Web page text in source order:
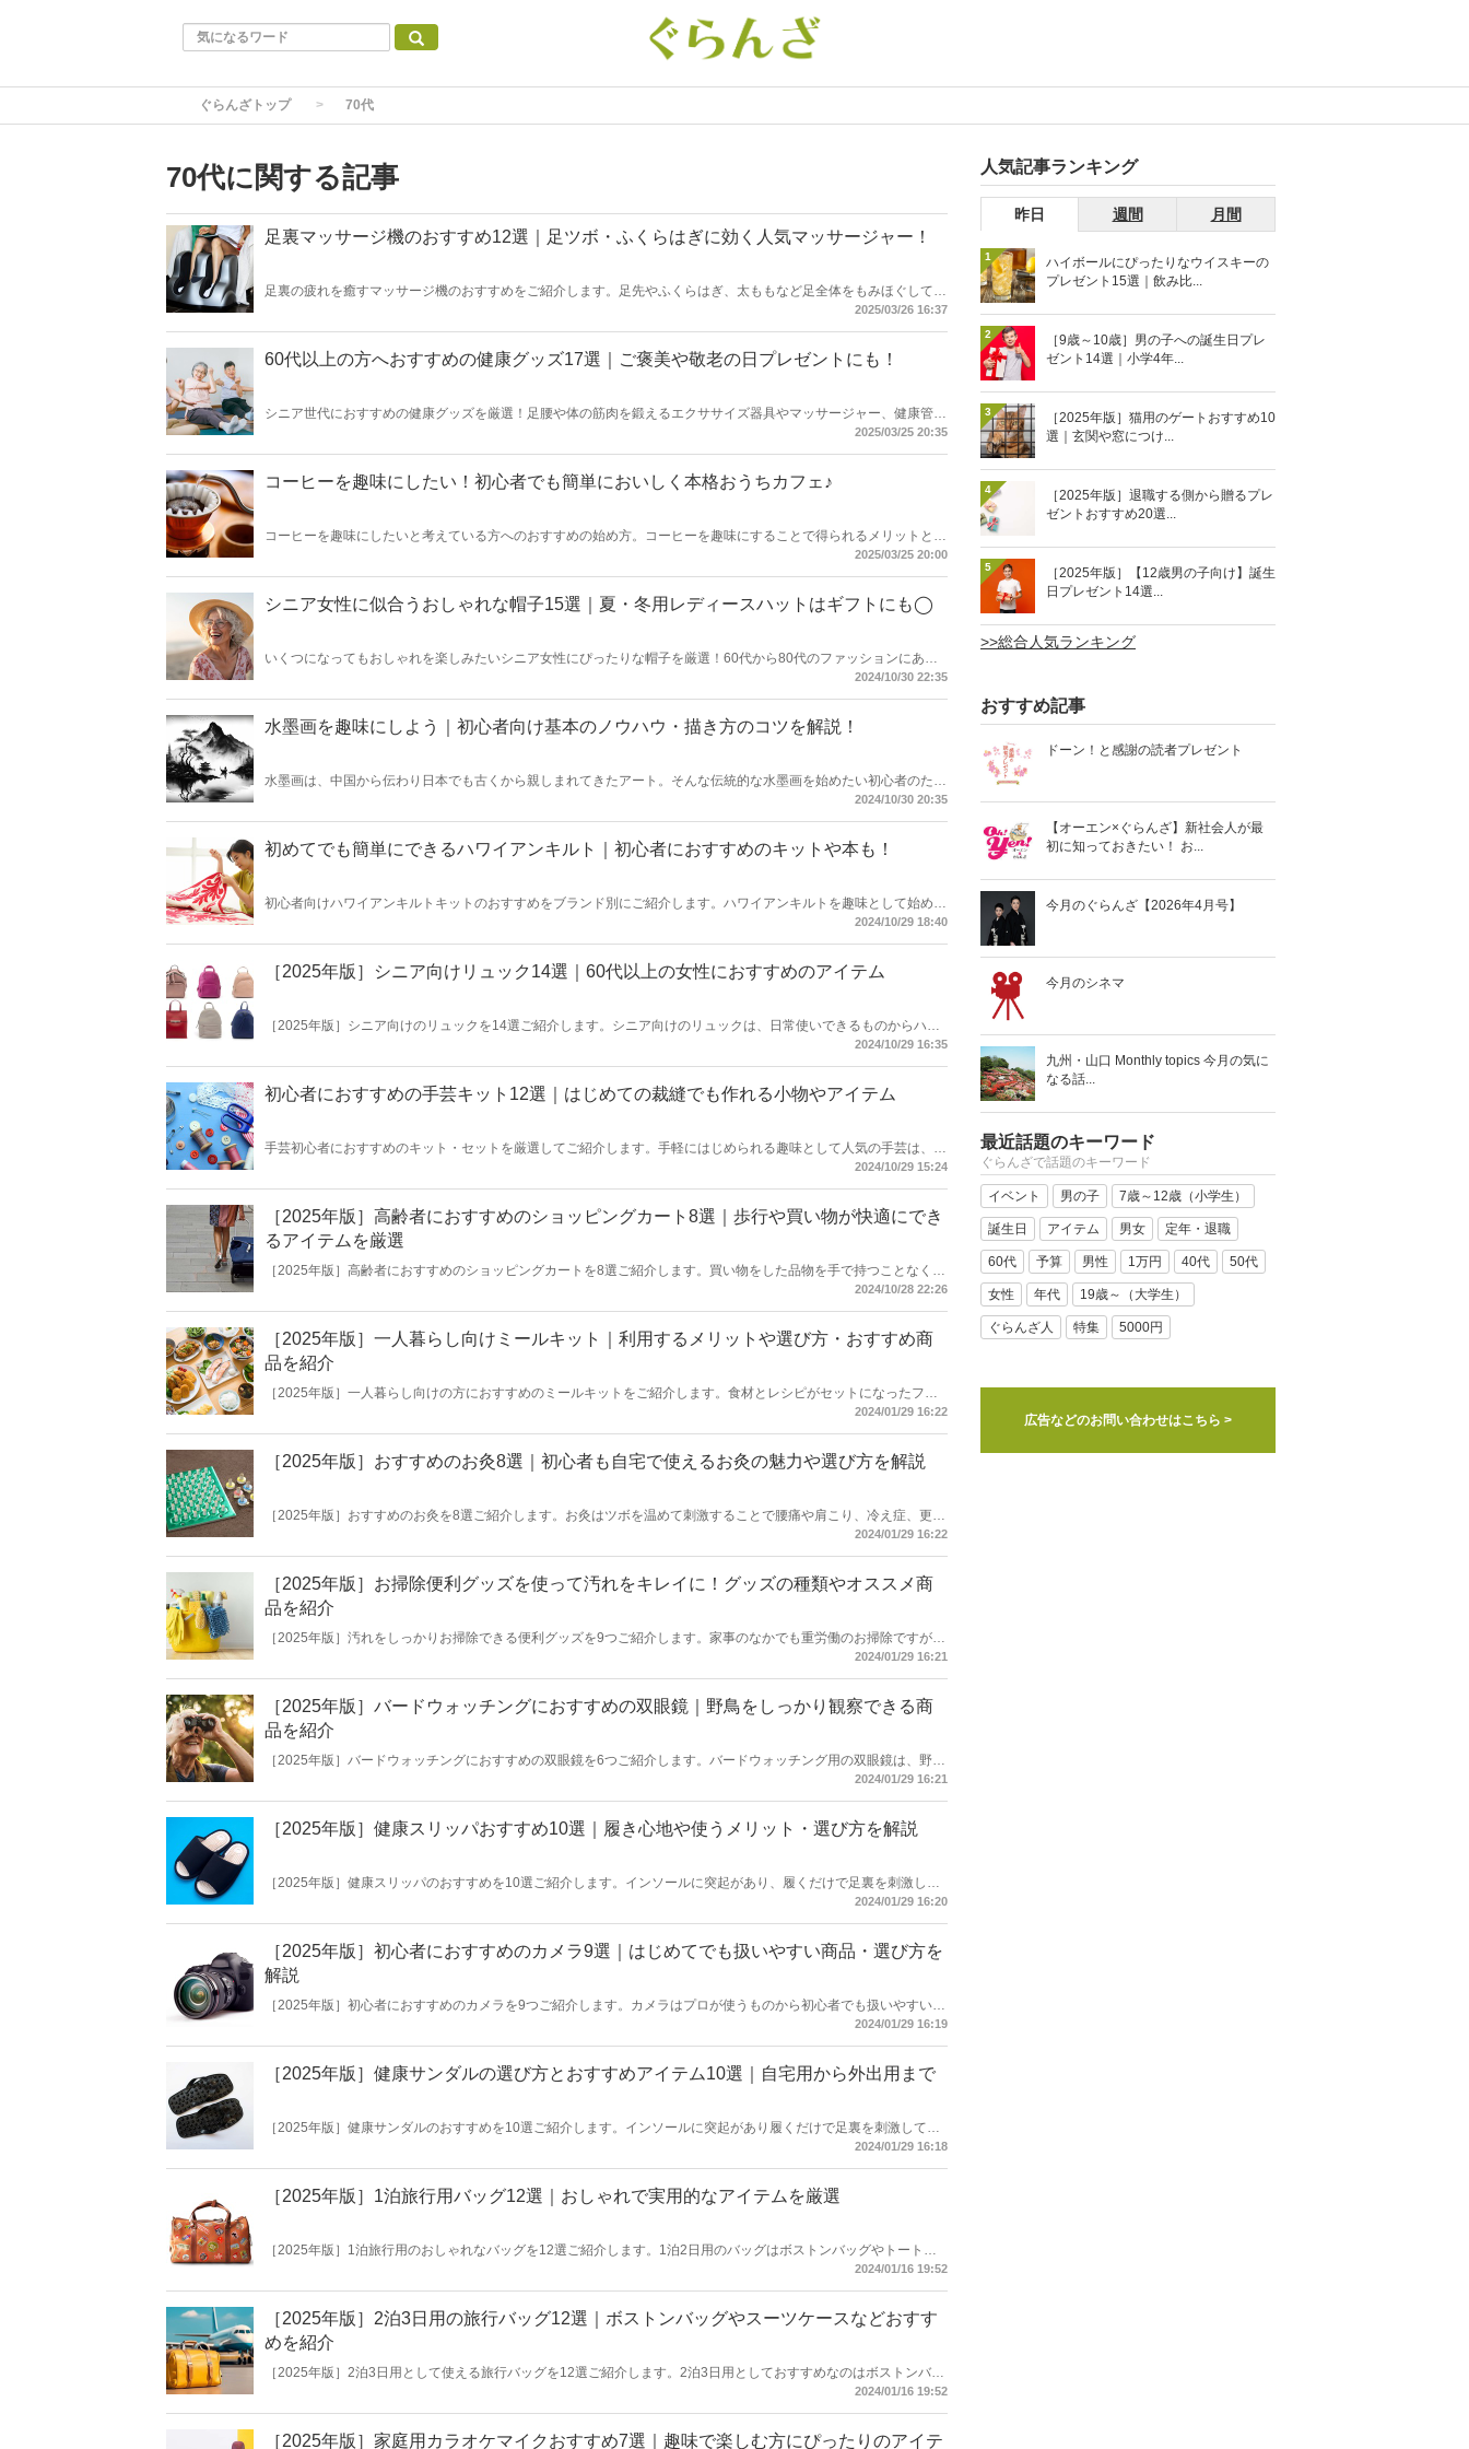
ぐらんざトップ 70代
70代に関する記事
足裏マッサージ機のおすすめ12選｜足ツボ・ふくらはぎに効く人気マッサージャー！
足裏の疲れを癒すマッサージ機のおすすめをご紹介します。足先やふくらはぎ、太ももなど足全体をもみほぐしてく
れるフットマッサージャーは、血流の促進にも効果的。足用マッサージ機の特徴と選び方の解説とともに、大手メー
2025/03/26 16:37
60代以上の方へおすすめの健康グッズ17選｜ご褒美や敬老の日プレゼントにも！
シニア世代におすすめの健康グッズを厳選！足腰や体の筋肉を鍛えるエクササイズ器具やマッサージャー、健康管理
グッズやリラックスアイテムまで幅広く集めました。ご自身の体の悩みに合わせて、「人生100年時代」を健やかに
2025/03/25 20:35
コーヒーを趣味にしたい！初心者でも簡単においしく本格おうちカフェ♪
コーヒーを趣味にしたいと考えている方へのおすすめの始め方。コーヒーを趣味にすることで得られるメリットとと
もに、初心者でも簡単にできるおいしいコーヒーの淹れ方などを解説。必要な道具やコーヒー関連の書籍などもご紹
2025/03/25 20:00
シニア女性に似合うおしゃれな帽子15選｜夏・冬用レディースハットはギフトにも◯
いくつになってもおしゃれを楽しみたいシニア女性にぴったりな帽子を厳選！60代から80代のファッションにあう
エレガントな帽子をご紹介します。デザインだけでなく、防寒や熱中症対策もできる実用的なアイテムを集めまし
2024/10/30 22:35
水墨画を趣味にしよう｜初心者向け基本のノウハウ・描き方のコツを解説！
水墨画は、中国から伝わり日本でも古くから親しまれてきたアート。そんな伝統的な水墨画を始めたい初心者のため
に、基本の描き方や道具、練習のコツを解説します。シンプルな道具のみで描くからこそ奥が深い水墨画は、大人の
2024/10/30 20:35
初めてでも簡単にできるハワイアンキルト｜初心者におすすめのキットや本も！
初心者向けハワイアンキルトキットのおすすめをブランド別にご紹介します。ハワイアンキルトを趣味として始めた
い方に必要な情報やキットの選び方のポイントの解説とともに、持っていると便利な初心者向けハワイアンキルト本
2024/10/29 18:40
［2025年版］シニア向けリュック14選｜60代以上の女性におすすめのアイテム
［2025年版］シニア向けのリュックを14選ご紹介します。シニア向けのリュックは、日常使いできるものからハイ
キングや山歩きなどに使えるものまでさまざま。軽さやデザイン、使い勝手の良さ、容量、用途などを比較して選ぶ
2024/10/29 16:35
初心者におすすめの手芸キット12選｜はじめての裁縫でも作れる小物やアイテム
手芸初心者におすすめのキット・セットを厳選してご紹介します。手軽にはじめられる趣味として人気の手芸は、編
み物・刺繍・フェルトやビーズなど種類もさまざま。自分好みの一品を作れる喜びはもちろん、実際に使える楽しみ
2024/10/29 15:24
［2025年版］高齢者におすすめのショッピングカート8選｜歩行や買い物が快適にでき
るアイテムを厳選
［2025年版］高齢者におすすめのショッピングカートを8選ご紹介します。買い物をした品物を手で持つことなくシ
ョッピングカートに入れることでラクに持ち運べる点がメリット。ちょっとした歩行のサポートにもなってくれま
2024/10/28 22:26
［2025年版］一人暮らし向けミールキット｜利用するメリットや選び方・おすすめ商
品を紹介
［2025年版］一人暮らし向けの方におすすめのミールキットをご紹介します。食材とレシピがセットになったフラ
イパン1つで作れる商品や温めるだけで簡単においしい料理が食べられるミールキットは一人暮らしの方の強い味
2024/01/29 16:22
［2025年版］おすすめのお灸8選｜初心者も自宅で使えるお灸の魅力や選び方を解説
［2025年版］おすすめのお灸を8選ご紹介します。お灸はツボを温めて刺激することで腰痛や肩こり、冷え症、更年
期障害といった症状の緩和が期待できる品。本記事では、台座灸や火を使わないお灸など、さまざまあるなかから自
2024/01/29 16:22
［2025年版］お掃除便利グッズを使って汚れをキレイに！グッズの種類やオススメ商
品を紹介
［2025年版］汚れをしっかりお掃除できる便利グッズを9つご紹介します。家事のなかでも重労働のお掃除ですが、
便利グッズを使うことで、手間なくキレイすることが可能。今までよりもキレイにできて時短にもなるので、効率的
2024/01/29 16:21
［2025年版］バードウォッチングにおすすめの双眼鏡｜野鳥をしっかり観察できる商
品を紹介
［2025年版］バードウォッチングにおすすめの双眼鏡を6つご紹介します。バードウォッチング用の双眼鏡は、野鳥
をしっかりと観察したい方におすすめ。警戒心の強い野鳥も遠くからなら確認でき、楽しむことが可能です。バード
2024/01/29 16:21
［2025年版］健康スリッパおすすめ10選｜履き心地や使うメリット・選び方を解説
［2025年版］健康スリッパのおすすめを10選ご紹介します。インソールに突起があり、履くだけで足裏を刺激して
くれる健康スリッパ。血行促進や疲労回復などの効果が期待できます。本記事では、健康スリッパを使うメリットや
2024/01/29 16:20
［2025年版］初心者におすすめのカメラ9選｜はじめてでも扱いやすい商品・選び方を
解説
［2025年版］初心者におすすめのカメラを9つご紹介します。カメラはプロが使うものから初心者でも扱いやすいエ
ントリーモデルまでさまざま。趣味としてカメラを楽しみたい方向けに「一眼レフ」「ミラーレス一眼」「コンパク
2024/01/29 16:19
［2025年版］健康サンダルの選び方とおすすめアイテム10選｜自宅用から外出用まで
［2025年版］健康サンダルのおすすめを10選ご紹介します。インソールに突起があり履くだけで足裏を刺激してく
れるアイテムや歩行をサポートしてくれる品が選べる健康サンダル。本記事では、健康サンダルを使うメリットや選
2024/01/29 16:18
［2025年版］1泊旅行用バッグ12選｜おしゃれで実用的なアイテムを厳選
［2025年版］1泊旅行用のおしゃれなバッグを12選ご紹介します。1泊2日用のバッグはボストンバッグやトートバ
ッグ、バックパックなどコンパクトなアイテムで対応可能。本記事では、旅行以外にも使える実用的でおしゃれな品
2024/01/16 19:52
［2025年版］2泊3日用の旅行バッグ12選｜ボストンバッグやスーツケースなどおすす
めを紹介
［2025年版］2泊3日用として使える旅行バッグを12選ご紹介します。2泊3日用としておすすめなのはボストンバッ
グやトートバッグ、バックパック、スーツケース（キャリーバッグ）など。本記事では、旅行のほかに出張や日常使
2024/01/16 19:52
［2025年版］家庭用カラオケマイクおすすめ7選｜趣味で楽しむ方にぴったりのアイテ
人気記事ランキング
昨日 週間 月間
1
ハイボールにぴったりなウイスキーの
プレゼント15選｜飲み比...
2
［9歳～10歳］男の子への誕生日プレ
ゼント14選｜小学4年...
3
［2025年版］猫用のゲートおすすめ10
選｜玄関や窓につけ...
4
［2025年版］退職する側から贈るプレ
ゼントおすすめ20選...
5
［2025年版］【12歳男の子向け】誕生
日プレゼント14選...
>>総合人気ランキング
おすすめ記事
ドーン！と感謝の読者プレゼント
【オーエン×ぐらんざ】新社会人が最
初に知っておきたい！ お...
今月のぐらんざ【2026年4月号】
今月のシネマ
九州・山口 Monthly topics 今月の気に
なる話...
最近話題のキーワード
ぐらんざで話題のキーワード
イベント 男の子 7歳～12歳（小学生）
誕生日 アイテム 男女 定年・退職
60代 予算 男性 1万円 40代 50代
女性 年代 19歳～（大学生）
ぐらんざ人 特集 5000円
広告などのお問い合わせはこちら >